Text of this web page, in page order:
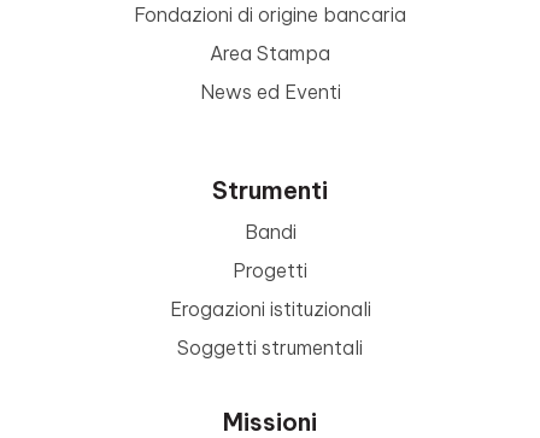
Fondazioni di origine bancaria
Area Stampa
News ed Eventi
Strumenti
Bandi
Progetti
Erogazioni istituzionali
Soggetti strumentali
Missioni